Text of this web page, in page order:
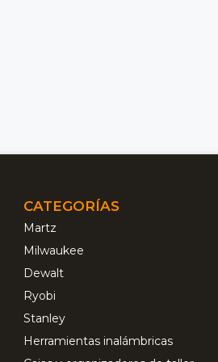
CATEGORÍAS
Martz
Milwaukee
Dewalt
Ryobi
Stanley
Herramientas inalámbricas